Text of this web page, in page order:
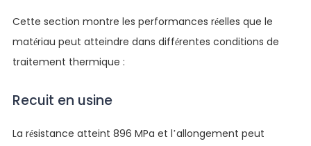
Cette section montre les performances réelles que le
matériau peut atteindre dans différentes conditions de
traitement thermique :
Recuit en usine
La résistance atteint 896 MPa et l’allongement peut